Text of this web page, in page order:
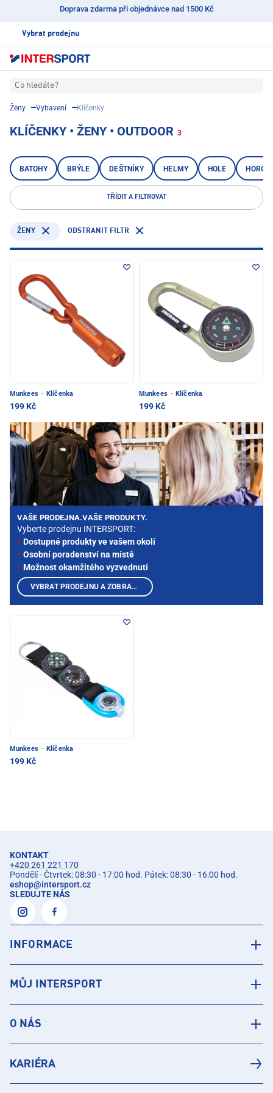
Doprava zdarma při objednávce nad 1500 Kč
Vybrat prodejnu
Co hledáte?
Ženy Vybavení Klíčenky
KLÍČENKY • ŽENY • OUTDOOR 3
BATOHY BRÝLE DEŠTNÍKY HELMY HOLE
TŘÍDIT A FILTROVAT
ŽENY ODSTRANIT FILTR
Munkees · Klíčenka
199 Kč
Munkees · Klíčenka
199 Kč
Munkees · Klíčenka
199 Kč
VAŠE PRODEJNA.VAŠE PRODUKTY.
Vyberte prodejnu INTERSPORT:
Dostupné produkty ve vašem okolí
Osobní poradenství na místě
Možnost okamžitého vyzvednutí
VYBRAT PRODEJNU A ZOBRAZIT PRODUKTY
KONTAKT
+420 261 221 170
Pondělí - Čtvrtek: 08:30 - 17:00 hod. Pátek: 08:30 - 16:00 hod.
eshop@intersport.cz
SLEDUJTE NÁS
INFORMACE
MŮJ INTERSPORT
O NÁS
KARIÉRA